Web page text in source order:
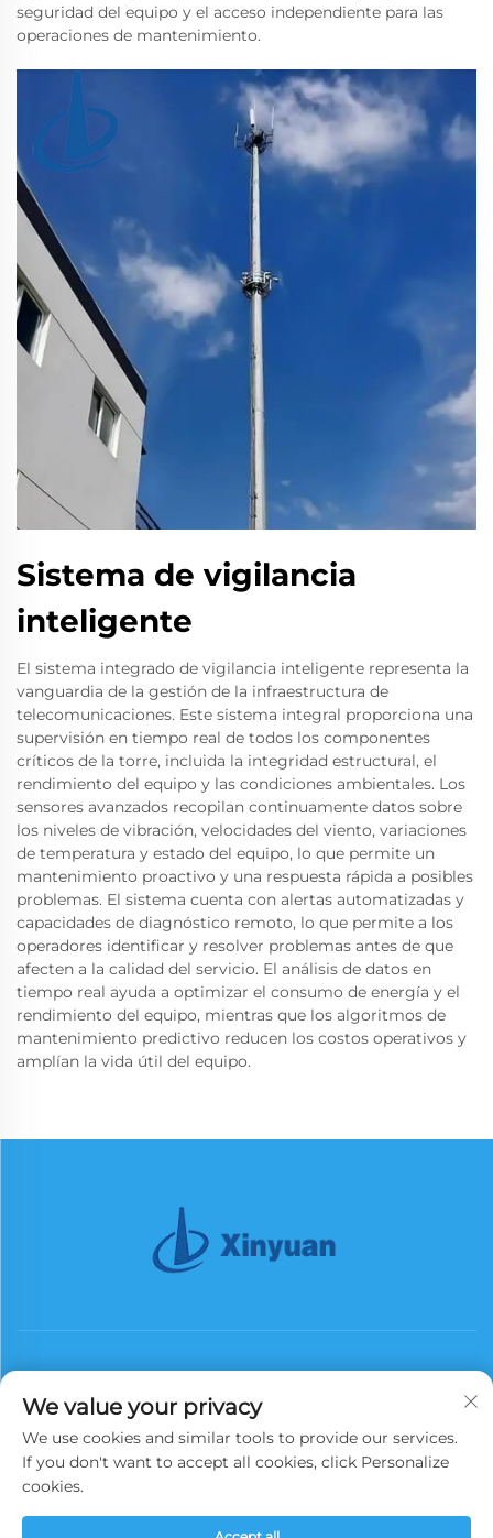
seguridad del equipo y el acceso independiente para las
operaciones de mantenimiento.
Sistema de vigilancia
inteligente
El sistema integrado de vigilancia inteligente representa la
vanguardia de la gestión de la infraestructura de
telecomunicaciones. Este sistema integral proporciona una
supervisión en tiempo real de todos los componentes
críticos de la torre, incluida la integridad estructural, el
rendimiento del equipo y las condiciones ambientales. Los
sensores avanzados recopilan continuamente datos sobre
los niveles de vibración, velocidades del viento, variaciones
de temperatura y estado del equipo, lo que permite un
mantenimiento proactivo y una respuesta rápida a posibles
problemas. El sistema cuenta con alertas automatizadas y
capacidades de diagnóstico remoto, lo que permite a los
operadores identificar y resolver problemas antes de que
afecten a la calidad del servicio. El análisis de datos en
tiempo real ayuda a optimizar el consumo de energía y el
rendimiento del equipo, mientras que los algoritmos de
mantenimiento predictivo reducen los costos operativos y
amplían la vida útil del equipo.
Suscribirse
Derechos de autor © 2025 China Xinyuan Iron Tower Group Co., Ltd.
We value your privacy
We use cookies and similar tools to provide our services.
If you don't want to accept all cookies, click Personalize
cookies.